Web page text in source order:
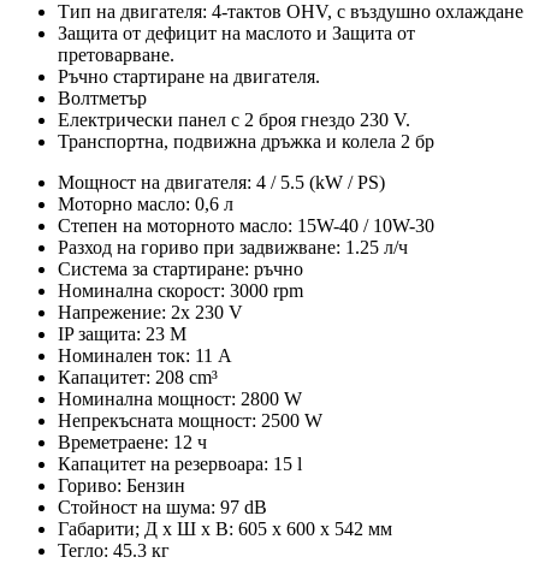
Тип на двигателя: 4-тактов OHV, с въздушно охлаждане
Защита от дефицит на маслото и Защита от
претоварване.
Ръчно стартиране на двигателя.
Волтметър
Електрически панел с 2 броя гнездо 230 V.
Транспортна, подвижна дръжка и колела 2 бр
Мощност на двигателя: 4 / 5.5 (kW / PS)
Моторно масло: 0,6 л
Степен на моторното масло: 15W-40 / 10W-30
Разход на гориво при задвижване: 1.25 л/ч
Система за стартиране: ръчно
Номинална скорост: 3000 rpm
Напрежение: 2x 230 V
IP защита: 23 M
Номинален ток: 11 A
Капацитет: 208 cm³
Номинална мощност: 2800 W
Непрекъсната мощност: 2500 W
Времетраене: 12 ч
Капацитет на резервоара: 15 l
Гориво: Бензин
Стойност на шума: 97 dB
Габарити; Д х Ш х В: 605 х 600 х 542 мм
Тегло: 45.3 кг